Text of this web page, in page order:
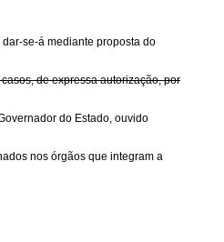
se-á mediante proposta do
de expressa autorização, por
do Estado, ouvido
nos órgãos que integram a